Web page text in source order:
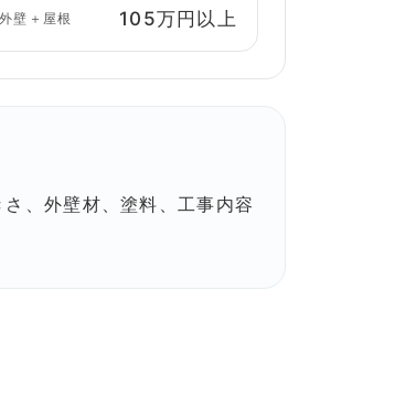
外壁＋屋根 105万円以上
、外壁材、塗料、工事内容